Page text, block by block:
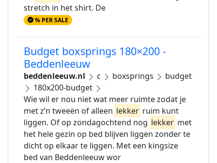
stretch in het shirt. De
% PER SALE
Budget boxsprings 180×200 -
Beddenleeuw
beddenleeuw.nl c boxsprings
budget
180x200-budget
Wie wil er nou niet wat meer ruimte zodat je
met z’n tweeën of alleen lekker ruim kunt
liggen. Of op zondagochtend nog lekker met
het hele gezin op bed blijven liggen zonder te
dicht op elkaar te liggen. Met een kingsize
bed van Beddenleeuw wor